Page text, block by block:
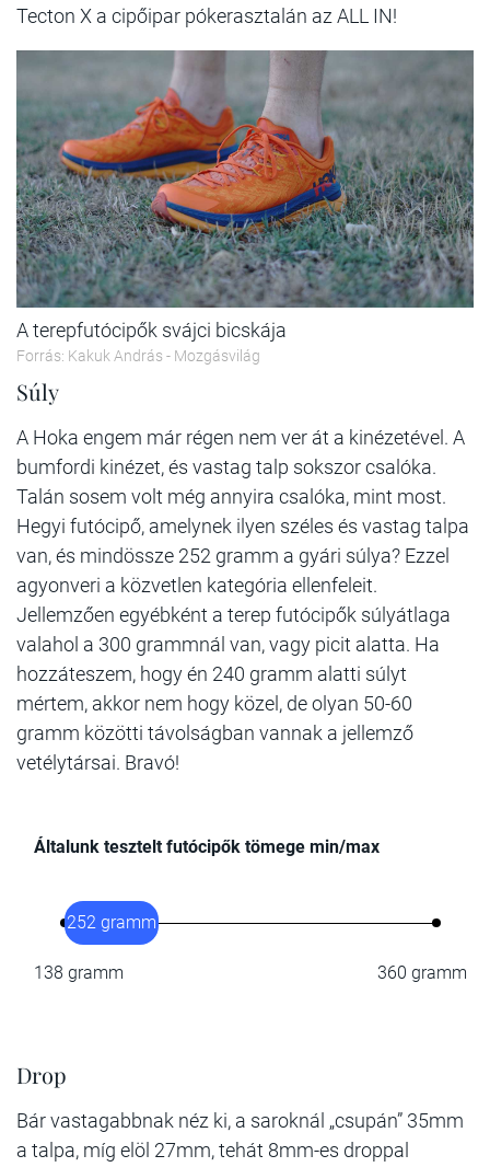
Tecton X a cipőipar pókerasztalán az ALL IN!
A terepfutócipők svájci bicskája
Forrás: Kakuk András - Mozgásvilág
Súly
A Hoka engem már régen nem ver át a kinézetével. A
bumfordi kinézet, és vastag talp sokszor csalóka.
Talán sosem volt még annyira csalóka, mint most.
Hegyi futócipő, amelynek ilyen széles és vastag talpa
van, és mindössze 252 gramm a gyári súlya? Ezzel
agyonveri a közvetlen kategória ellenfeleit.
Jellemzően egyébként a terep futócipők súlyátlaga
valahol a 300 grammnál van, vagy picit alatta. Ha
hozzáteszem, hogy én 240 gramm alatti súlyt
mértem, akkor nem hogy közel, de olyan 50-60
gramm közötti távolságban vannak a jellemző
vetélytársai. Bravó!
Általunk tesztelt futócipők tömege min/max
138 gramm
252 gramm
360 gramm
Drop
Bár vastagabbnak néz ki, a saroknál „csupán” 35mm
a talpa, míg elöl 27mm, tehát 8mm-es droppal